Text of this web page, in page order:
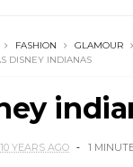
FASHION
GLAMOUR
DISNEY INDIANAS
10 YEARS AGO 1